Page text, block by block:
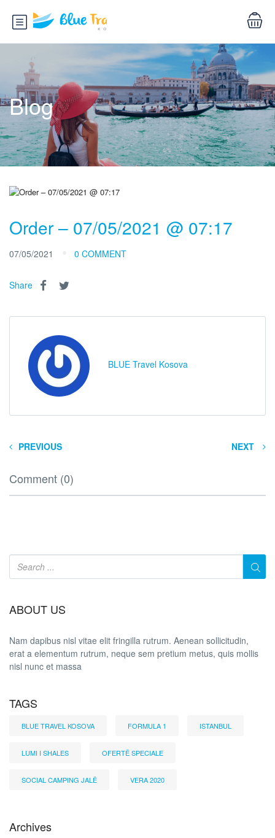
Blog
Order – 07/05/2021 @ 07:17
07/05/2021 0 COMMENT
Share
BLUE Travel Kosova
PREVIOUS NEXT
Comment (0)
ABOUT US
Nam dapibus nisl vitae elit fringilla rutrum. Aenean sollicitudin,
erat a elementum rutrum, neque sem pretium metus, quis mollis
nisl nunc et massa
TAGS
BLUE TRAVEL KOSOVA FORMULA 1 ISTANBUL
LUMI I SHALES OFERTË SPECIALE
SOCIAL CAMPING JALË VERA 2020
Archives